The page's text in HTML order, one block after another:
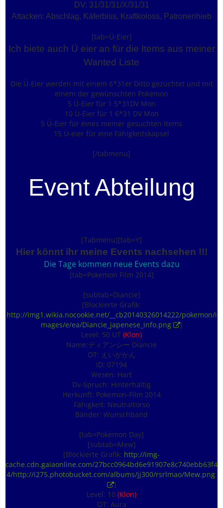
DV: 31/31/31/X/31/31
Attacken: Abschlag, Käferbiss, Kraftkoloss, Patronenhieb
[tab=Ü-Eier]
Ich biete auch Ü eier an für die Items aus meiner
Wanted Liste
Die Ü-Eier werden mit einem 6*31er Ditto gezüchtet und mit
einem der gewünschten Pokemon
5 Ü-Eier für 1 5*31DV Mon
10 Ü-Eier für 1 6*31 DV Mon
5 Ü-Eier für eines meiner gesuchten Items
15 Ü-eier für eine Fähigkeitskapsel
[/tabmenu]
Event Abteilung
[Tabmenu][tab=Y]
Hier könnt ihr meine Events nachsehen !!!
Die Tage kommen neue Events dazu
[tab=Pokemon Film 2014]
[subtab=Diancie]
[Blockierte Grafik:
http://img1.wikia.nocookie.net/__cb20140326014222/pokemon/i
mages/e/ea/Diancie_japenese_info.png
]
Level: 50 UT (Klon)
Name:ディアンシー Diancie
OT: えいがかん
ID: 07194
Wesen: Hart
Dv-Spruch: Hinterhältig
Herkunft: Pokemon-FIlm 2014
Fähigkeit: Neutraltorso
Bänder: Wunschband
[tab=Pokemon Day]
[subtab=Mew]
[Blockierte Grafik: http://img-
cache.cdn.gaiaonline.com/27bcc0964bd6e91907e8c740ebb63f4
4/http://i275.photobucket.com/albums/jj300/rsrlmao/Mew.png
]
Level: 10 (Klon)
OT: Aura